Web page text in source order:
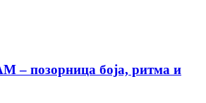
– позорница боја, ритма и